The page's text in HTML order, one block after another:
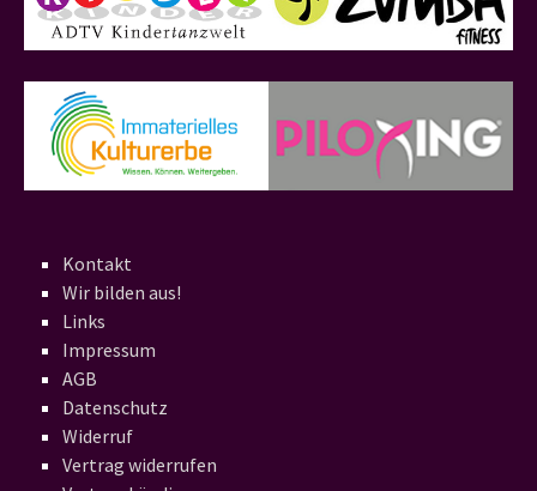
Kontakt
Wir bilden aus!
Links
Impressum
AGB
Datenschutz
Widerruf
Vertrag widerrufen